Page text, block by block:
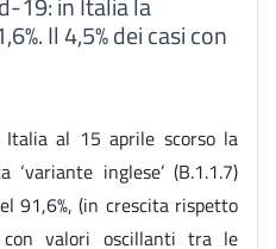
Il 4,5% dei casi con
al 15 aprile scorso la
‘variante inglese’ (B.1.1.7)
91,6%, (in crescita rispetto
con valori oscillanti tra le